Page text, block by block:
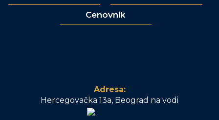
Cenovnik
Adresa:
Hercegovačka 13a, Beograd na vodi